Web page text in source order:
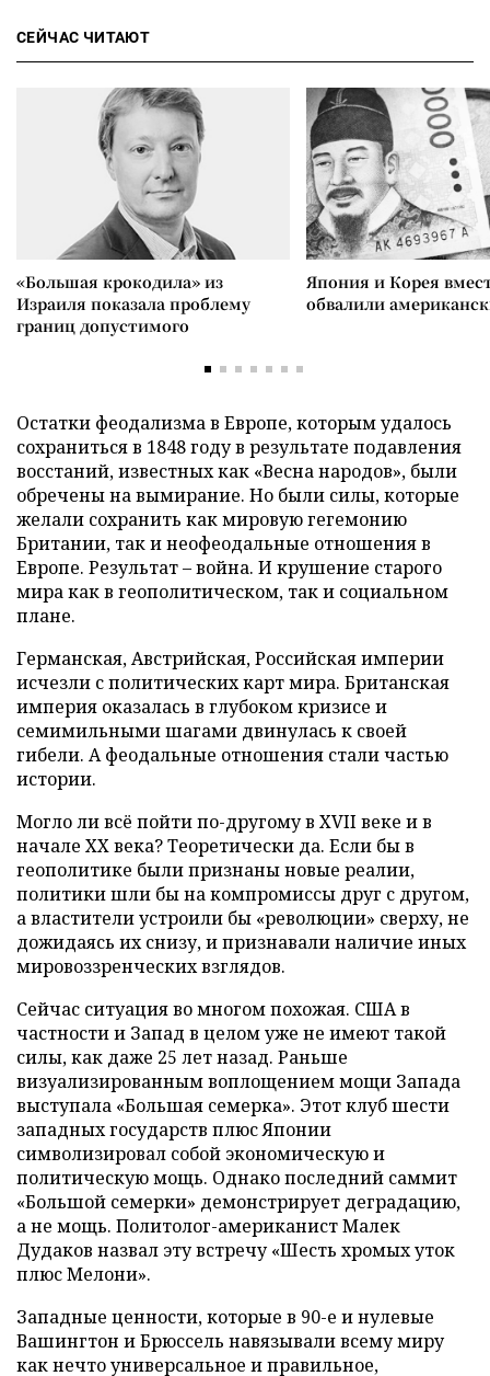
СЕЙЧАС ЧИТАЮТ
«Большая крокодила» из
Израиля показала проблему
границ допустимого
Япония и Корея
обвалили
Остатки феодализма в Европе, которым удалось
сохраниться в 1848 году в результате подавления
восстаний, известных как «Весна народов», были
обречены на вымирание. Но были силы, которые
желали сохранить как мировую гегемонию
Британии, так и неофеодальные отношения в
Европе. Результат – война. И крушение старого
мира как в геополитическом, так и социальном
плане.
Германская, Австрийская, Российская империи
исчезли с политических карт мира. Британская
империя оказалась в глубоком кризисе и
семимильными шагами двинулась к своей
гибели. А феодальные отношения стали частью
истории.
Могло ли всё пойти по-другому в XVII веке и в
начале XX века? Теоретически да. Если бы в
геополитике были признаны новые реалии,
политики шли бы на компромиссы друг с другом,
а властители устроили бы «революции» сверху, не
дожидаясь их снизу, и признавали наличие иных
мировоззренческих взглядов.
Сейчас ситуация во многом похожая. США в
частности и Запад в целом уже не имеют такой
силы, как даже 25 лет назад. Раньше
визуализированным воплощением мощи Запада
выступала «Большая семерка». Этот клуб шести
западных государств плюс Японии
символизировал собой экономическую и
политическую мощь. Однако последний саммит
«Большой семерки» демонстрирует деградацию,
а не мощь. Политолог-американист Малек
Дудаков назвал эту встречу «Шесть хромых уток
плюс Мелони».
Западные ценности, которые в 90-е и нулевые
Вашингтон и Брюссель навязывали всему миру
как нечто универсальное и правильное,